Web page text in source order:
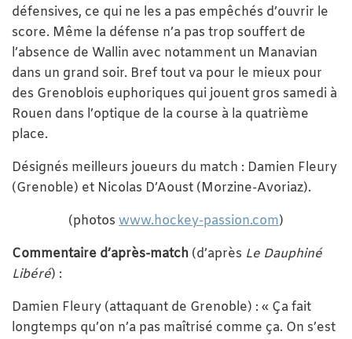
défensives, ce qui ne les a pas empêchés d’ouvrir le
score. Même la défense n’a pas trop souffert de
l’absence de Wallin avec notamment un Manavian
dans un grand soir. Bref tout va pour le mieux pour
des Grenoblois euphoriques qui jouent gros samedi à
Rouen dans l’optique de la course à la quatrième
place.
Désignés meilleurs joueurs du match : Damien Fleury
(Grenoble) et Nicolas D’Aoust (Morzine-Avoriaz).
(photos www.hockey-passion.com)
Commentaire d’après-match (d’après Le Dauphiné
Libéré) :
Damien Fleury (attaquant de Grenoble) : « Ça fait
longtemps qu’on n’a pas maîtrisé comme ça. On s’est